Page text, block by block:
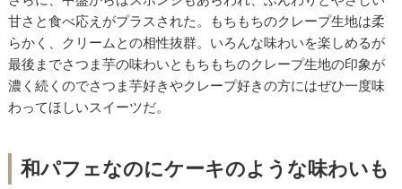
甘さと食べ応えがプラスされた。もちもちのクレープ生地は柔
らかく、クリームとの相性抜群。いろんな味わいを楽しめるが
最後までさつま芋の味わいともちもちのクレープ生地の印象が
濃く続くのでさつま芋好きやクレープ好きの方にはぜひ一度味
わってほしいスイーツだ。
和パフェなのにケーキのような味わいも